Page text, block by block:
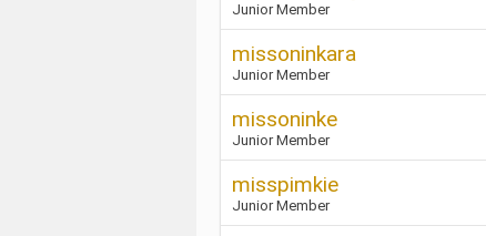
Junior Member
missoninkara
Junior Member
missoninke
Junior Member
misspimkie
Junior Member